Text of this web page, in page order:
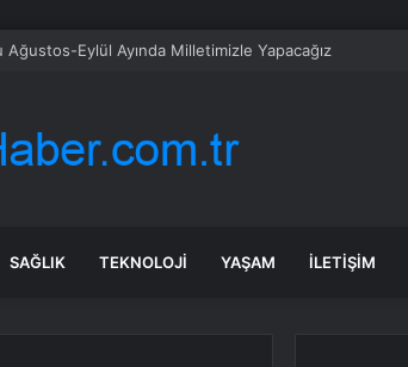
Tepki: Bu Arkadaşlarımız Koltukçu
SAĞLIK TEKNOLOJI YAŞAM İLETIŞIM